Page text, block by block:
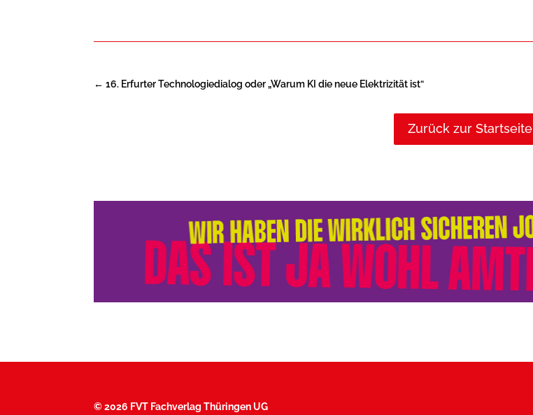
←16. Erfurter Technologiedialog oder „Warum KI die neue Elektrizität ist“
Zurück zur Startseite
©2026 FVT Fachverlag Thüringen UG